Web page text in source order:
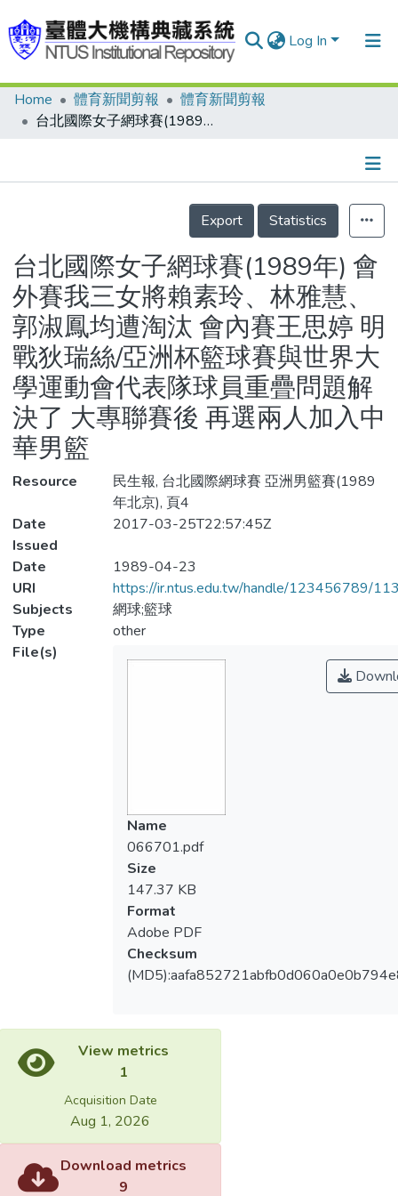
Log In
Communities & Collections
Statistics
Home 體育新聞剪報
體育新聞剪報
台北國際女子網球賽(1989年) 會外賽我三女將賴素玲、林雅慧、郭淑鳳均遭淘汰 會內賽王思婷 明戰狄瑞絲/亞洲杯籃球賽與世界大學運動會代表隊球員重疊問題解決了 大專聯賽後 再選兩人加入中華男籃
Details
Export
Statistics
台北國際女子網球賽(1989年) 會
外賽我三女將賴素玲、林雅慧、
郭淑鳳均遭淘汰 會內賽王思婷 明
戰狄瑞絲/亞洲杯籃球賽與世界大
學運動會代表隊球員重疊問題解
決了 大專聯賽後 再選兩人加入中
華男籃
Resource
民生報, 台北國際網球賽 亞洲男籃賽(1989
年北京), 頁4
Date
Issued
2017-03-25T22:57:45Z
Date
1989-04-23
URI
https://ir.ntus.edu.tw/handle/123456789/
Subjects
網球;籃球
Type
other
File(s)
Name
066701.pdf
Size
147.37 KB
Format
Adobe PDF
Checksum
View metrics
1
Acquisition Date
Aug 1, 2026
Download metrics
9